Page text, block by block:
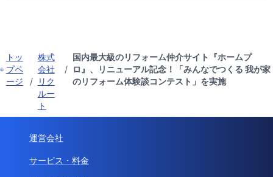
トッ
プペ
ージ
/
株式
会社
リク
ルー
ト
/
国内最大級のリフォーム仲介サイト『ホームプ
ロ』、リニューアル記念！「みんなでつくる 我が家
のリフォーム体験談コンテスト」を実施
運営会社
サービス・料金